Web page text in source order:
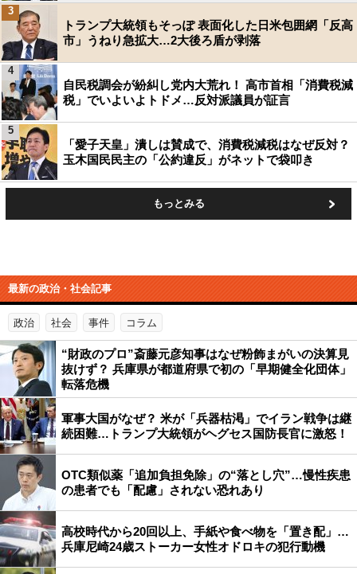
トランプ大統領もそっぽ 表面化した日米包囲網「反高
市」うねり急拡大…2大後ろ盾が剥落
3
自民税調会が紛糾し党内大荒れ！ 高市首相「消費税減
税」でいよいよトドメ…反対派議員が証言
4
「愛子天皇」潰しは賛成で、消費税減税はなぜ反対？
玉木国民民主の「公約違反」がネットで袋叩き
5
もっとみる
最新の政治・社会記事
政治 社会 事件 コラム
“財政のプロ”斎藤元彦知事はなぜ粉飾まがいの決算見
抜けず？ 兵庫県が都道府県で初の「早期健全化団体」
転落危機
軍事大国がなぜ？ 米が「兵器枯渇」でイラン戦争は継
続困難…トランプ大統領がヘグセス国防長官に激怒！
OTC類似薬「追加負担免除」の“落とし穴”…慢性疾患
の患者でも「配慮」されない恐れあり
高校時代から20回以上、手紙や食べ物を「置き配」…
兵庫尼崎24歳ストーカー女性オドロキの犯行動機